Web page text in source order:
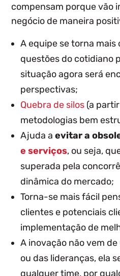
compensam porque vão
negócio de maneira
A equipe se torna
questões do cotidiano
situação agora será
perspectivas;
Quebra de silos (a
metodologias bem
Ajuda aevitar a
e serviços, ou seja,
superada pela
dinâmica do mercado;
Torna-se mais fácil
clientes e potenciais
implementação de
A inovação não vem
ou das lideranças, ela
qualquer time, por